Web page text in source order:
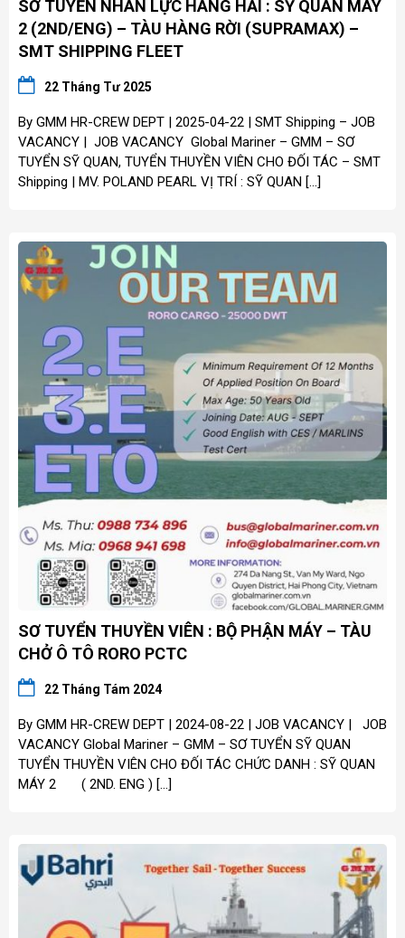
SƠ TUYỂN NHÂN LỰC HÀNG HẢI : SỸ QUAN MÁY
2 (2ND/ENG) – TÀU HÀNG RỜI (SUPRAMAX) –
SMT SHIPPING FLEET
22 Tháng Tư 2025
By GMM HR-CREW DEPT | 2025-04-22 | SMT Shipping – JOB
VACANCY | JOB VACANCY Global Mariner – GMM – SƠ
TUYỂN SỸ QUAN, TUYỂN THUYỀN VIÊN CHO ĐỐI TÁC – SMT
Shipping | MV. POLAND PEARL VỊ TRÍ : SỸ QUAN […]
SƠ TUYỂN THUYỀN VIÊN : BỘ PHẬN MÁY – TÀU
CHỞ Ô TÔ RORO PCTC
22 Tháng Tám 2024
By GMM HR-CREW DEPT | 2024-08-22 | JOB VACANCY | JOB
VACANCY Global Mariner – GMM – SƠ TUYỂN SỸ QUAN
TUYỂN THUYỀN VIÊN CHO ĐỐI TÁC CHỨC DANH : SỸ QUAN
MÁY 2 ( 2ND. ENG ) […]